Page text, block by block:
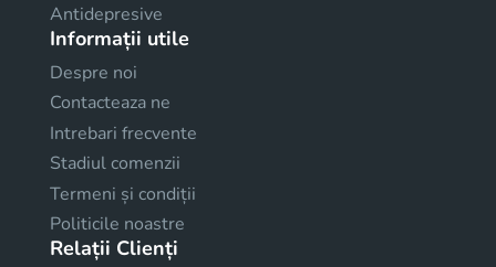
Antidepresive
Informații utile
Despre noi
Contacteaza ne
Intrebari frecvente
Stadiul comenzii
Termeni și condiții
Politicile noastre
Relații Clienți